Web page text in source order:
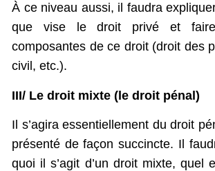
À ce niveau aussi, il faudra
que vise le droit privé et
composantes de ce droit (droit des
civil, etc.).
III/ Le droit mixte (le droit pénal)
Il s’agira essentiellement du droit
présenté de façon succincte. Il
quoi il s’agit d’un droit mixte, quel